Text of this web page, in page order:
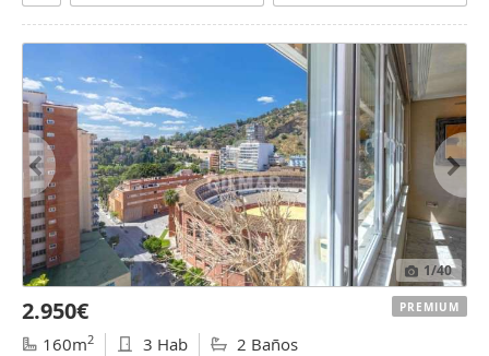
1/40
2.950€
160m2 3 Hab 2 Baños
PREMIUM